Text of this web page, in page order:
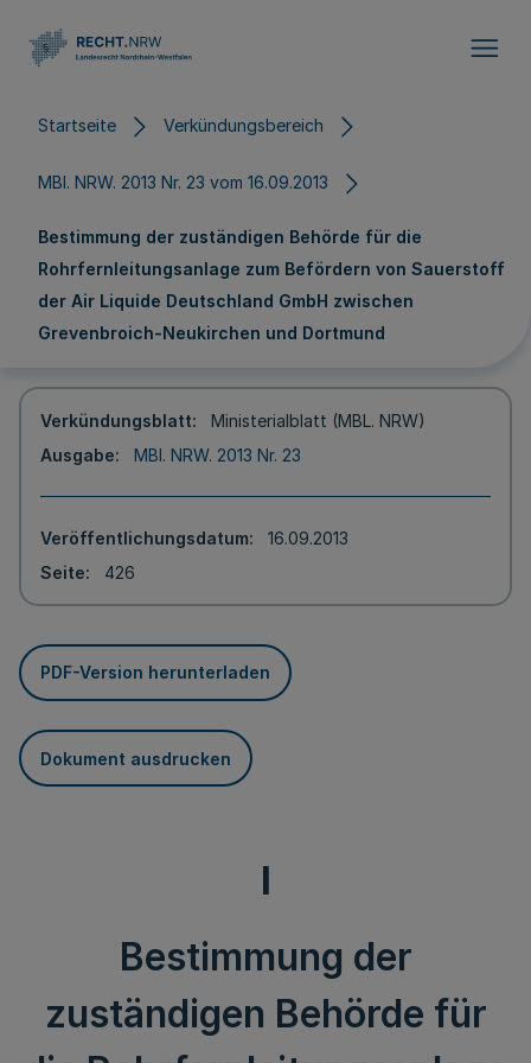
Startseite Verkündungsbereich
MBl. NRW. 2013 Nr. 23 vom 16.09.2013
Bestimmung der zuständigen Behörde für die
Rohrfernleitungsanlage zum Befördern von Sauerstoff
der Air Liquide Deutschland GmbH zwischen
Grevenbroich-Neukirchen und Dortmund
Verkündungsblatt
Ministerialblatt (MBL. NRW)
Ausgabe
MBl. NRW. 2013 Nr. 23
Veröffentlichungsdatum
16.09.2013
Seite
426
PDF-Version herunterladen
Dokument ausdrucken
I
Bestimmung der
zuständigen Behörde für